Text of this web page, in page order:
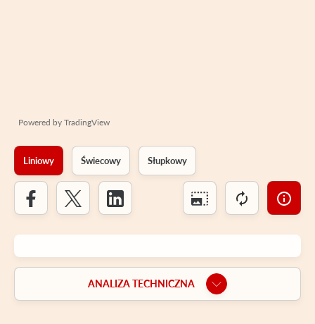
Powered by TradingView
Liniowy Świecowy Słupkowy
ANALIZA TECHNICZNA